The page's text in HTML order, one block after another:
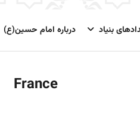
بنیاد درباره امام حسین(ع)
France